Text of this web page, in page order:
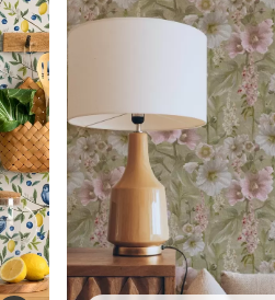
Premium
631.67